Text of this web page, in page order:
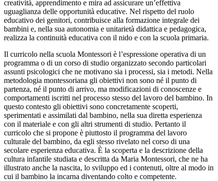
creatività, apprendimento e mira ad assicurare un’effettiva
uguaglianza delle opportunità educative. Nel rispetto del ruolo
educativo dei genitori, contribuisce alla formazione integrale dei
bambini e, nella sua autonomia e unitarietà didattica e pedagogica,
realizza la continuità educativa con il nido e con la scuola primaria.
Il curricolo nella scuola Montessori è l’espressione operativa di un
programma o di un corso di studio organizzato secondo particolari
assunti psicologici che ne motivano sia i processi, sia i metodi. Nella
metodologia montessoriana gli obiettivi non sono né il punto di
partenza, né il punto di arrivo, ma modificazioni di conoscenze e
comportamenti iscritti nel processo stesso del lavoro del bambino. In
questo contesto gli obiettivi sono concretamente scoperti,
sperimentati e assimilati dal bambino, nella sua diretta esperienza
con il materiale e con gli altri strumenti di studio. Pertanto il
curricolo che si propone è piuttosto il programma del lavoro
culturale del bambino, da egli stesso rivelato nel corso di una
secolare esperienza educativa. È la scoperta e la descrizione della
cultura infantile studiata e descritta da Maria Montessori, che ne ha
illustrato anche la nascita, lo sviluppo ed i contenuti, oltre al modo in
cui il bambino la incarna diventando colto e competente.